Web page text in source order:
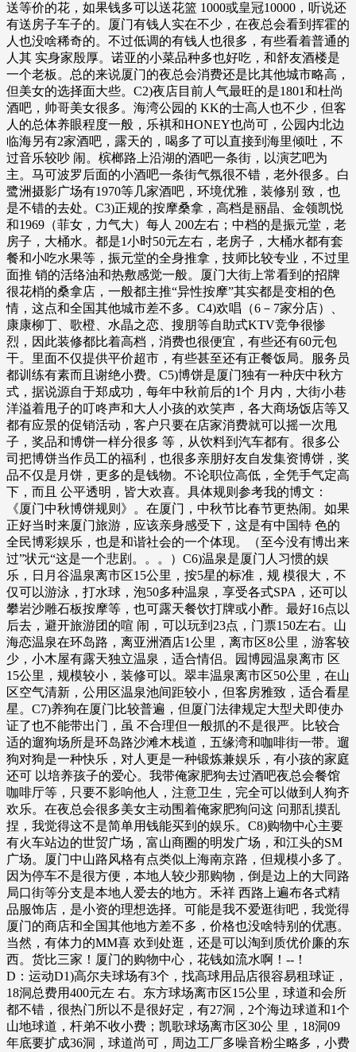
送等价的花，如果钱多可以送花篮 1000或皇冠10000，听说还
有送房子车子的。厦门有钱人实在不少，在夜总会看到挥霍的
人也没啥稀奇的。不过低调的有钱人也很多，有些看着普通的
人其 实身家殷厚。诺亚的小菜品种多也好吃，和舒友酒楼是
一个老板。总的来说厦门的夜总会消费还是比其他城市略高，
但美女的选择面大些。C2)夜店目前人气最旺的是1801和杜尚
酒吧，帅哥美女很多。海湾公园的 KK的士高人也不少，但客
人的总体养眼程度一般，乐褀和HONEY也尚可，公园内北边
临海另有2家酒吧，露天的，喝多了可以直接到海里倾吐，不
过音乐较吵 闹。槟榔路上沿湖的酒吧一条街，以演艺吧为
主。马可波罗后面的小酒吧一条街气氛很不错，老外很多。白
鹭洲摄影广场有1970等几家酒吧，环境优雅，装修别 致，也
是不错的去处。C3)正规的按摩桑拿，高档是丽晶、金领凯悦
和1969（菲女，力气大）每人 200左右；中档的是振元堂，老
房子，大桶水。都是1小时50元左右，老房子，大桶水都有套
餐和小吃水果等，振元堂的全身推拿，技师比较专业，不过里
面推 销的活络油和热敷感觉一般。厦门大街上常看到的招牌
很花梢的桑拿店，一般都主推“异性按摩”其实都是变相的色
情，这点和全国其他城市差不多。C4)欢唱（6－7家分店）、
康康柳丁、歌橙、水晶之恋、搜朋等自助式KTV竞争很惨
烈，因此装修都比着高档，消费也很便宜，有些还有60元包
干。里面不仅提供平价超市，有些甚至还有正餐饭局。服务员
都训练有素而且谢绝小费。C5)博饼是厦门独有一种庆中秋方
式，据说源自于郑成功，每年中秋前后的1个 月内，大街小巷
洋溢着甩子的叮咚声和大人小孩的欢笑声，各大商场饭店等又
都有应景的促销活动，客户只要在店家消费就可以摇一次甩
子，奖品和博饼一样分很多 等，从饮料到汽车都有。很多公
司把博饼当作员工的福利，也很多亲朋好友自发集资博饼，奖
品不仅是月饼，更多的是钱物。不论职位高低，全凭手气定高
下，而且 公平透明，皆大欢喜。具体规则参考我的博文：
《厦门中秋博饼规则》。在厦门，中秋节比春节更热闹。如果
正好当时来厦门旅游，应该亲身感受下，这是有中国特 色的
全民博彩娱乐，也是和谐社会的一个体现。（至今没有博出来
过”状元“这是一个悲剧。。。）C6)温泉是厦门人习惯的娱
乐，日月谷温泉离市区15公里，按5星的标准，规 模很大，不
仅可以游泳，打水球，泡50多种温泉，享受各式SPA，还可以
攀岩沙雕石板按摩等，也可露天餐饮打牌或小酢。最好16点以
后去，避开旅游团的喧 闹，可以玩到23点，门票150左右。山
海恋温泉在环岛路，离亚洲酒店1公里，离市区8公里，游客较
少，小木屋有露天独立温泉，适合情侣。园博园温泉离市 区
15公里，规模较小，装修可以。翠丰温泉离市区50公里，在山
区空气清新，公用区温泉池间距较小，但客房雅致，适合看星
星。C7)养狗在厦门比较普遍，但厦门法律规定大型犬即使办
证了也不能带出门，虽 不合理但一般抓的不是很严。比较合
适的遛狗场所是环岛路沙滩木栈道，五缘湾和咖啡街一带。遛
狗对狗是一种快乐，对人更是一种锻炼兼娱乐，有小孩的家庭
还可 以培养孩子的爱心。我带俺家肥狗去过酒吧夜总会餐馆
咖啡厅等，只要不影响他人，注意卫生，完全可以做到人狗齐
欢乐。在夜总会很多美女主动围着俺家肥狗问这 问那乱摸乱
捏，我觉得这不是简单用钱能买到的娱乐。C8)购物中心主要
有火车站边的世贸广场，富山商圈的明发广场，和江头的SM
广场。厦门中山路风格有点类似上海南京路，但规模小多了。
因为停车不是很方便，本地人较少那购物，倒是边上的大同路
局口街等分支是本地人爱去的地方。禾祥 西路上遍布各式精
品服饰店，是小资的理想选择。可能是我不爱逛街吧，我觉得
厦门的商店和全国其他地方差不多，价格也没啥特别的优惠。
当然，有体力的MM喜 欢到处逛，还是可以淘到质优价廉的东
西。货比三家！厦门的购物中心，花钱如流水啊！--！
D：运动D1)高尔夫球场有3个，找高球用品店很容易租球证，
18洞总费用400元左 右。东方球场离市区15公里，球道和会所
都不错，很热门所以不是很好定，有27洞，2个海边球道和1个
山地球道，杆弟不收小费；凯歌球场离市区30公 里，18洞09
年底要扩成36洞，球道尚可，周边工厂多噪音粉尘略多，小费